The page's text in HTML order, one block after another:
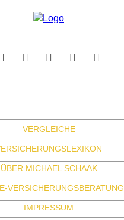
VERGLEICHE
ÜBER MICHAEL SCHAAK
VERSICHERUNGSBERATUNG
IMPRESSUM